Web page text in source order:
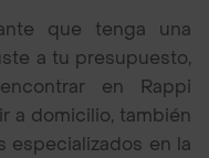
que tenga una
a tu presupuesto,
en Rappi
a domicilio, también
especializados en la